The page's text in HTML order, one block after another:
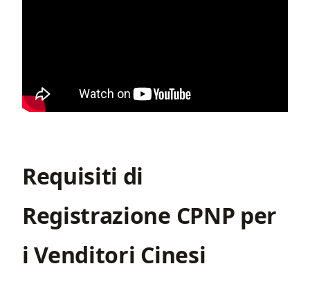
Requisiti di
Registrazione CPNP per
i Venditori Cinesi